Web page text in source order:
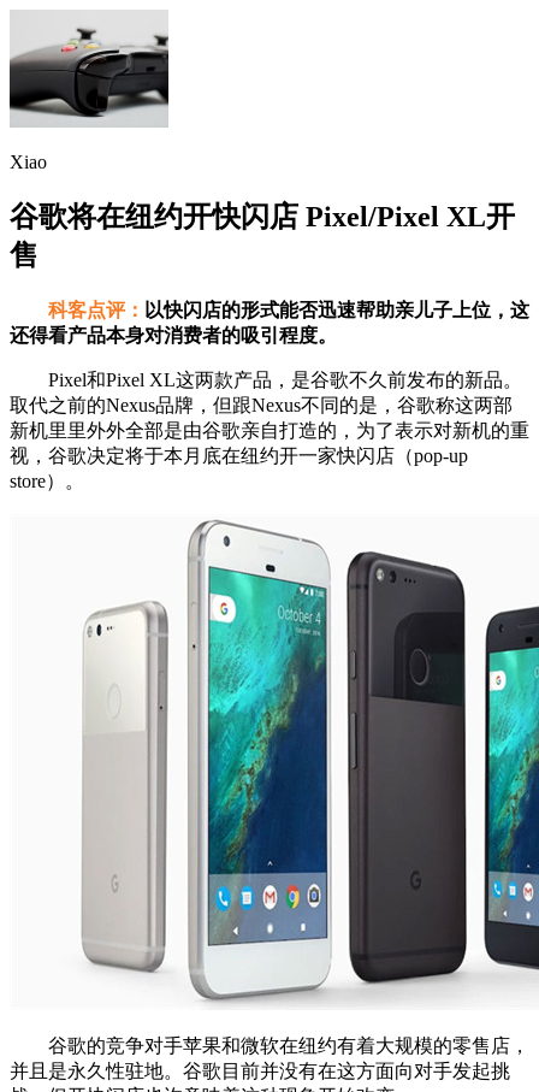
Xiao
谷歌将在纽约开快闪店 Pixel/Pixel XL开
售
科客点评： 以快闪店的形式能否迅速帮助亲儿子上位，这
还得看产品本身对消费者的吸引程度。
Pixel和Pixel XL这两款产品，是谷歌不久前发布的新品。
取代之前的Nexus品牌，但跟Nexus不同的是，谷歌称这两部
新机里里外外全部是由谷歌亲自打造的，为了表示对新机的重
视，谷歌决定将于本月底在纽约开一家快闪店（pop-up
store）。
谷歌的竞争对手苹果和微软在纽约有着大规模的零售店，
并且是永久性驻地。谷歌目前并没有在这方面向对手发起挑